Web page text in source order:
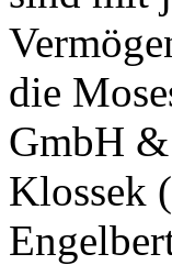
die
GmbH
Klossek